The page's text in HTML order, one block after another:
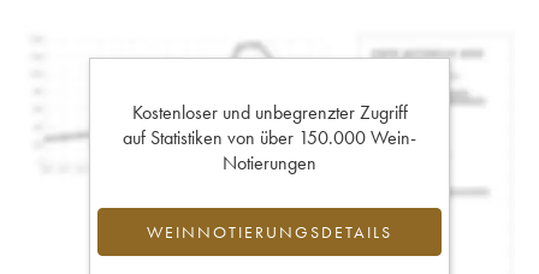
Kostenloser und unbegrenzter Zugriff
auf Statistiken von über 150.000 Wein-
Notierungen
WEINNOTIERUNGSDETAILS